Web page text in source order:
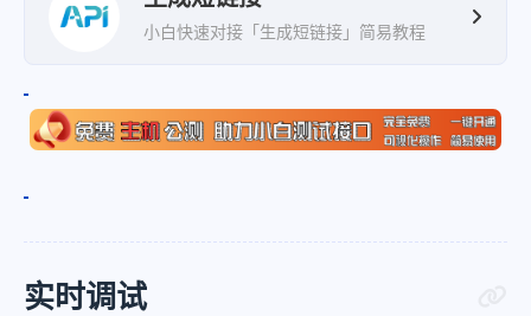
小白快速对接「生成短链接」简易教程
实时调试